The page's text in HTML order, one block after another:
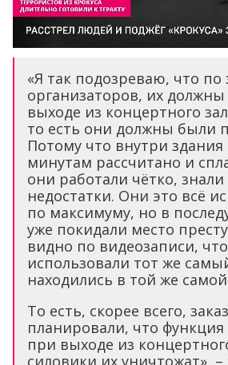
«Я так подозреваю, что по
организаторов, их
выходе из концертного
то есть они должны были
Потому что внутри
минутам рассчитано и
они работали чётко,
недостатки. Они это всё
по максимуму, но в
уже покидали место
видно по видеозаписи, что
использовали тот же
находились в той же
То есть, скорее всего,
планировали, что функция
при выходе из